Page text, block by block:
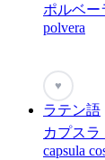
ポルベー
polvera
♥
ラテン語
カプスラ
capsula